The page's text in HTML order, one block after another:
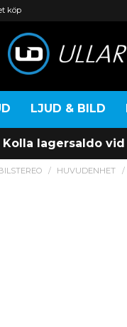
köp
LJUD & BILD
Kolla lagersaldo
HUVUDENHET